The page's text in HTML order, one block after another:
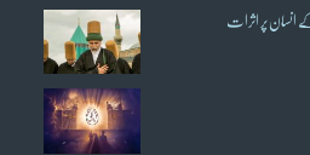
انسان پر اثرات